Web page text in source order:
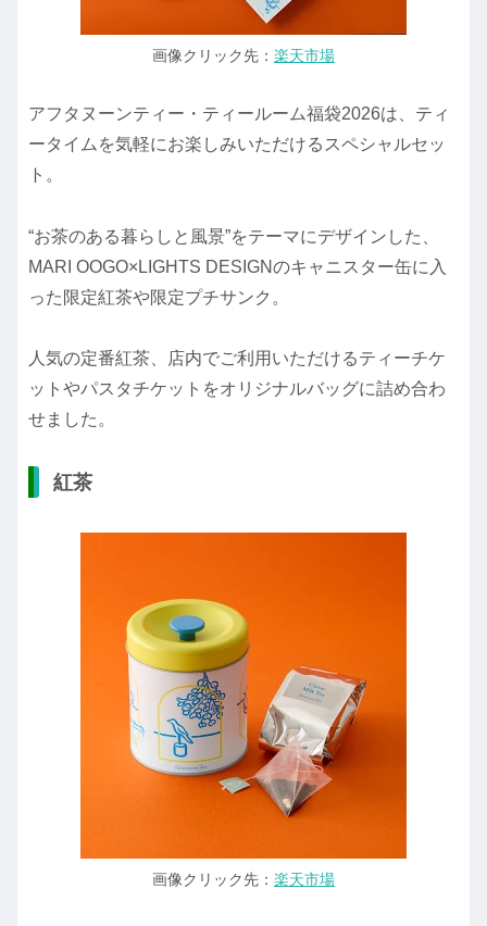
画像クリック先： 楽天市場
アフタヌーンティー・ティールーム福袋2026は、ティ
ータイムを気軽にお楽しみいただけるスペシャルセッ
ト。
“お茶のある暮らしと風景”をテーマにデザインした、
MARI OOGO×LIGHTS DESIGNのキャニスター缶に入
った限定紅茶や限定プチサンク。
人気の定番紅茶、店内でご利用いただけるティーチケ
ットやパスタチケットをオリジナルバッグに詰め合わ
せました。
紅茶
画像クリック先： 楽天市場